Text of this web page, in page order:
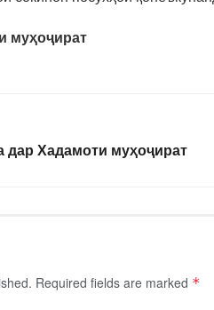
муҳоҷират
Хадамоти муҳоҷират
Required fields are marked *